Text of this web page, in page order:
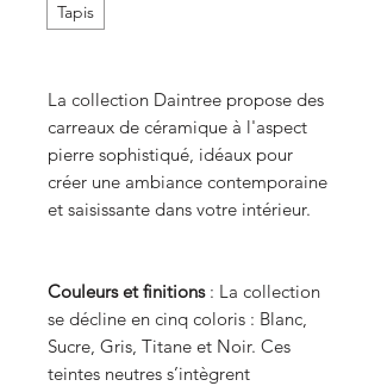
Tapis
La collection Daintree propose des
carreaux de céramique à l'aspect
pierre sophistiqué, idéaux pour
créer une ambiance contemporaine
et saisissante dans votre intérieur.
Couleurs et finitions: La collection
se décline en cinq coloris : Blanc,
Sucre, Gris, Titane et Noir. Ces
teintes neutres s’intègrent